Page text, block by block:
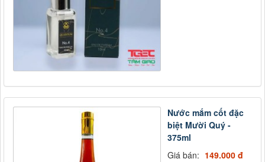
Nước mắm cốt đặc
biệt Mười Quý -
375ml
Giá bán: 149.000 đ